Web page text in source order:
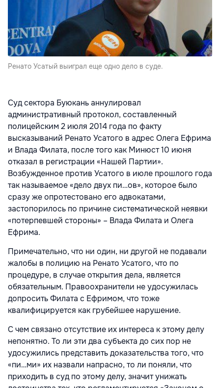
Ренато Усатый выиграл еще одно дело в суде.
Суд сектора Буюкань аннулировал
административный протокол, составленный
полицейским 2 июля 2014 года по факту
высказываний Ренато Усатого в адрес Олега Ефрима
и Влада Филата, после того как Минюст 10 июня
отказал в регистрации «Нашей Партии».
Возбужденное против Усатого в июле прошлого года
так называемое «дело двух пи…ов», которое было
сразу же опротестовано его адвокатами,
застопорилось по причине систематической неявки
«потерпевшей стороны» – Влада Филата и Олега
Ефрима.
Примечательно, что ни один, ни другой не подавали
жалобы в полицию на Ренато Усатого, что по
процедуре, в случае открытия дела, является
обязательным. Правоохранители не удосужилась
допросить Филата с Ефримом, что тоже
квалифицируется как грубейшее нарушение.
С чем связано отсутствие их интереса к этому делу
непонятно. То ли эти два субъекта до сих пор не
удосужились представить доказательства того, что
«пи…ми» их назвали напрасно, то ли поняли, что
приходить в суд по этому делу, значит унижать